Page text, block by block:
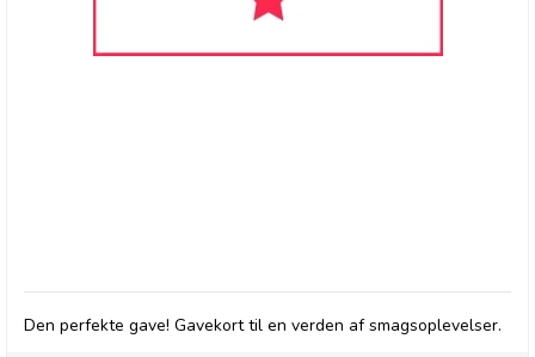
Den perfekte gave! Gavekort til en verden af smagsoplevelser.